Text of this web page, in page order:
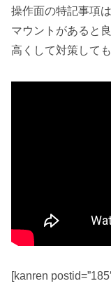
操作面の特記事項は
マウント があると
高くして対策しても
[kanren